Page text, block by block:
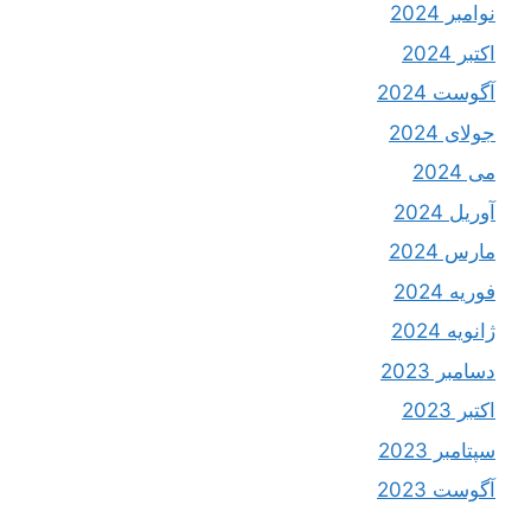
نوامبر 2024
اکتبر 2024
آگوست 2024
جولای 2024
می 2024
آوریل 2024
مارس 2024
فوریه 2024
ژانویه 2024
دسامبر 2023
اکتبر 2023
سپتامبر 2023
آگوست 2023